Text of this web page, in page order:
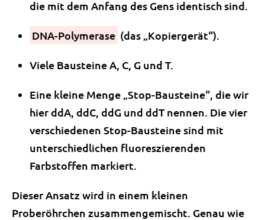
die mit dem Anfang des Gens identisch sind.
DNA-Polymerase (das „Kopiergerät“).
Viele Bausteine A, C, G und T.
Eine kleine Menge „Stop-Bausteine“, die wir
hier ddA, ddC, ddG und ddT nennen. Die vier
verschiedenen Stop-Bausteine sind mit
unterschiedlichen fluoreszierenden
Farbstoffen markiert.
Dieser Ansatz wird in einem kleinen
Proberöhrchen zusammengemischt. Genau wie